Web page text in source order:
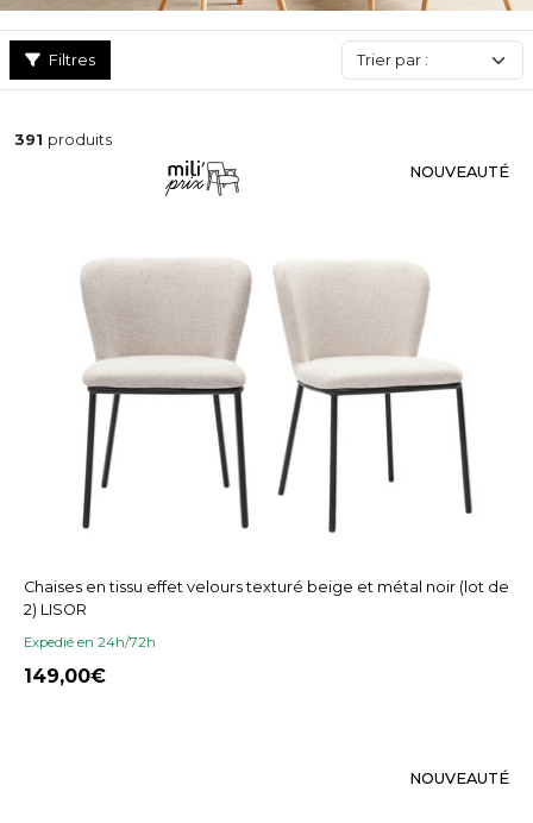
Filtres
391 produits
NOUVEAUTÉ
Chaises en tissu effet velours texturé beige et métal noir (lot de
2) LISOR
Expedié en 24h/72h
149,00
NOUVEAUTÉ